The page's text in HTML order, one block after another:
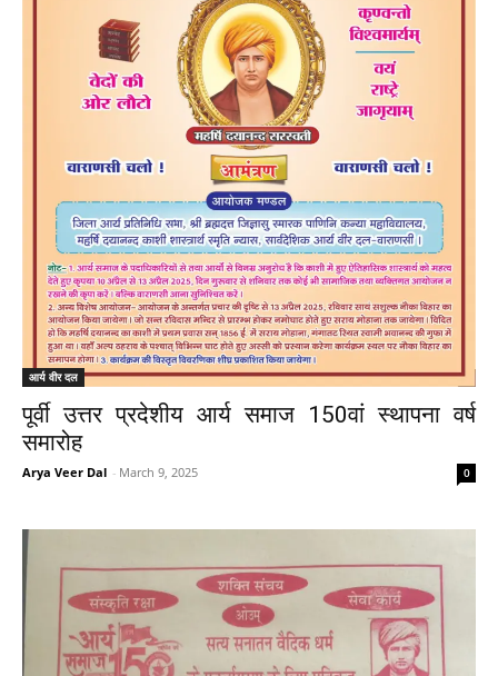
आर्य वीर दल
पूर्वी उत्तर प्रदेशीय आर्य समाज 150वां स्थापना वर्ष
समारोह
Arya Veer Dal - March 9, 2025 0